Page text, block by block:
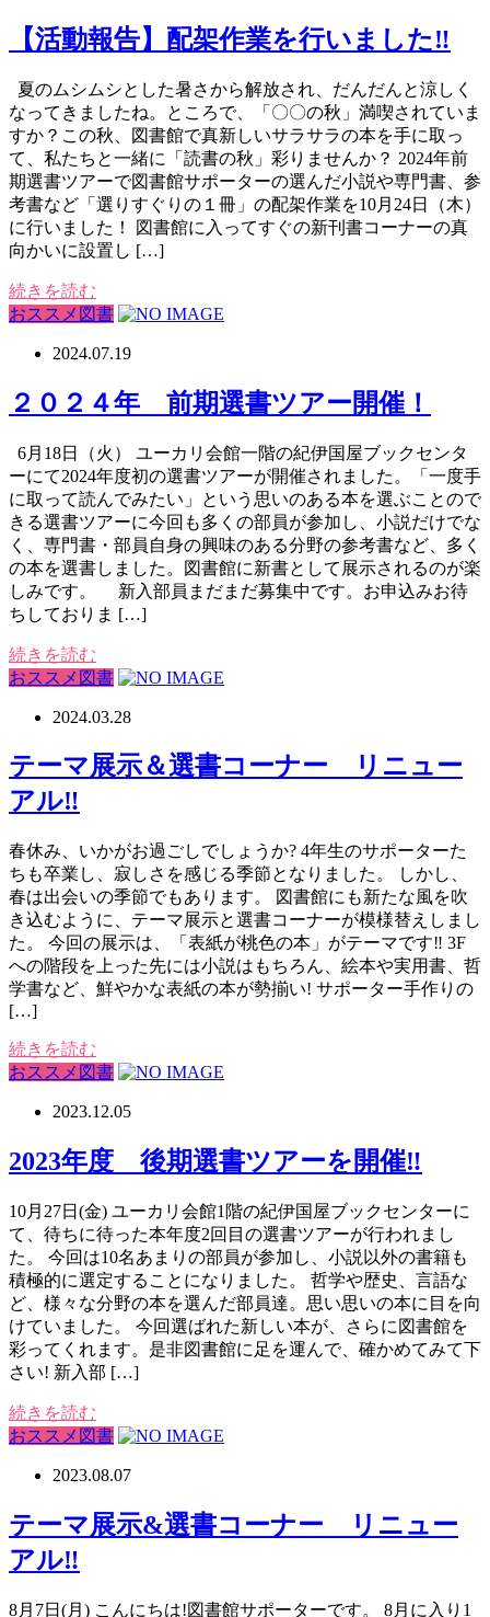
【活動報告】配架作業を行いました‼
夏のムシムシとした暑さから解放され、だんだんと涼しく
なってきましたね。ところで、「〇〇の秋」満喫されていま
すか？この秋、図書館で真新しいサラサラの本を手に取っ
て、私たちと一緒に「読書の秋」彩りませんか？ 2024年前
期選書ツアーで図書館サポーターの選んだ小説や専門書、参
考書など「選りすぐりの１冊」の配架作業を10月24日（木）
に行いました！ 図書館に入ってすぐの新刊書コーナーの真
向かいに設置し […]
続きを読む
おススメ図書
2024.07.19
２０２４年 前期選書ツアー開催！
6月18日（火） ユーカリ会館一階の紀伊国屋ブックセンタ
ーにて2024年度初の選書ツアーが開催されました。「一度手
に取って読んでみたい」という思いのある本を選ぶことので
きる選書ツアーに今回も多くの部員が参加し、小説だけでな
く、専門書・部員自身の興味のある分野の参考書など、多く
の本を選書しました。図書館に新書として展示されるのが楽
しみです。 新入部員まだまだ募集中です。お申込みお待
ちしておりま […]
続きを読む
おススメ図書
2024.03.28
テーマ展示＆選書コーナー リニュー
アル‼
春休み、いかがお過ごしでしょうか? 4年生のサポーターた
ちも卒業し、寂しさを感じる季節となりました。 しかし、
春は出会いの季節でもあります。 図書館にも新たな風を吹
き込むように、テーマ展示と選書コーナーが模様替えしまし
た。 今回の展示は、「表紙が桃色の本」がテーマです‼ 3F
への階段を上った先には小説はもちろん、絵本や実用書、哲
学書など、鮮やかな表紙の本が勢揃い! サポーター手作りの
[…]
続きを読む
おススメ図書
2023.12.05
2023年度 後期選書ツアーを開催‼
10月27日(金) ユーカリ会館1階の紀伊国屋ブックセンターに
て、待ちに待った本年度2回目の選書ツアーが行われまし
た。 今回は10名あまりの部員が参加し、小説以外の書籍も
積極的に選定することになりました。 哲学や歴史、言語な
ど、様々な分野の本を選んだ部員達。思い思いの本に目を向
けていました。 今回選ばれた新しい本が、さらに図書館を
彩ってくれます。是非図書館に足を運んで、確かめてみて下
さい! 新入部 […]
続きを読む
おススメ図書
2023.08.07
テーマ展示&選書コーナー リニュー
アル‼
8月7日(月) こんにちは!図書館サポーターです。 8月に入り1